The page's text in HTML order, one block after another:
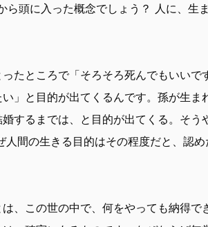
ら頭に入った概念でしょう？ 人に、生ま
たところで「そろそろ死んでもいいで
」と目的が出てくるんです。孫が生ま
するまでは、と目的が出てくる。そう
間の生きる目的はその程度だと、認め
、この世の中で、何をやっても納得で